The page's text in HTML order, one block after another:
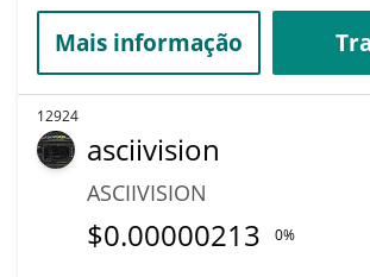
Mais informação
12924
asciivision
ASCIIVISION
$0.00000213 0%